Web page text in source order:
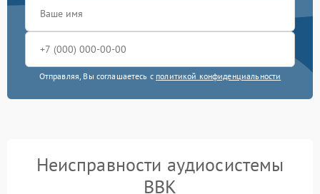
Отправляя, Вы соглашаетесь с политикой конфиденциальности
Неисправности аудиосистемы
BBK